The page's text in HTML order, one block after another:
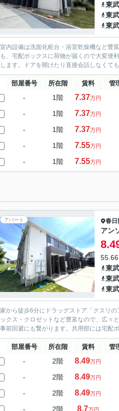
東
東
東
室内設備は洗面化粧台・浴室乾燥機など豊
も、宅配ボックスに荷物が届くので大変便
します。ドアを開けたり直接会話しなくて
部屋番号 所在階 賃料 管
- 1階 7.37万円
- 1階 7.37万円
- 1階 7.37万円
- 1階 7.55万円
- 1階 7.55万円
アパート 春日
アン
東
東
東
家から徒歩6分にドラッグストア「クスリ
ックス・クロゼットなど豊富なので、広々
事前回避にも繋がります。共用部には宅配
部屋番号 所在階 賃料 管
- 2階 8.49万円
- 2階 8.49万円
- 2階 8.49万円
- 2階 8.7万円